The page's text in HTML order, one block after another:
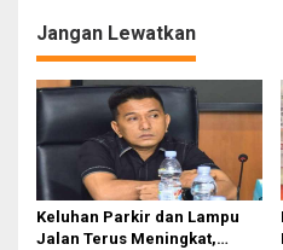
Jangan Lewatkan
Keluhan Parkir dan Lampu
Jalan Terus Meningkat,